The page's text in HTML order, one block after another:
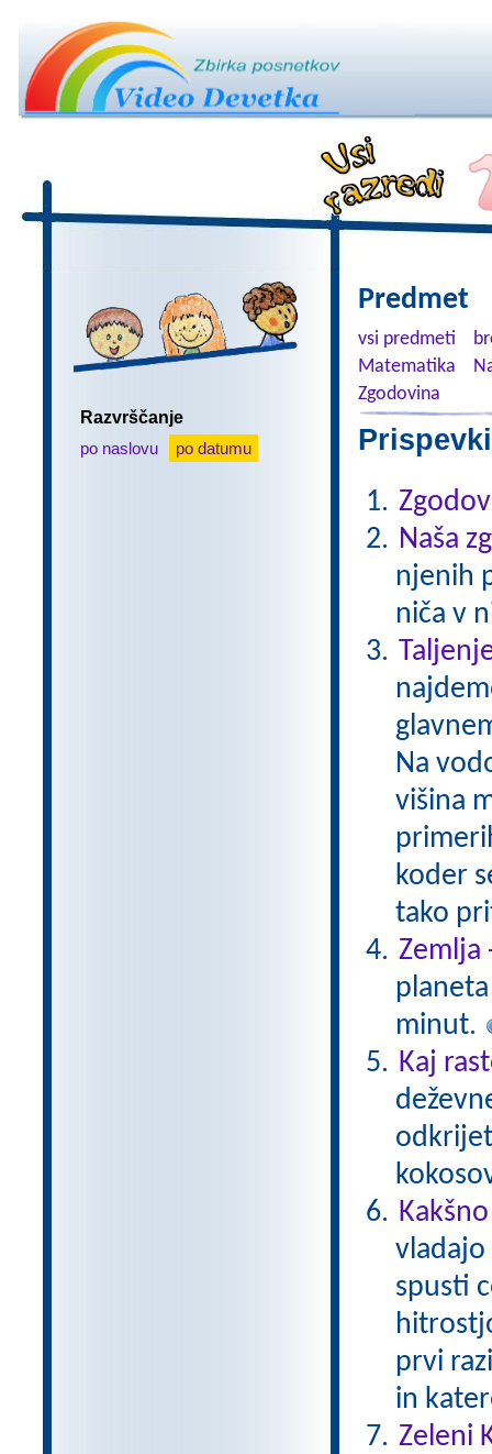
Razvrščanje
po naslovu
po datumu
Predmet
vsi predmeti
Matematika
Zgodovina
Naša
njenih
niča v
Na
višina
koder
tako
Zemlja
minut.
Kaj
vladajo
spusti
prvi
in
Zeleni